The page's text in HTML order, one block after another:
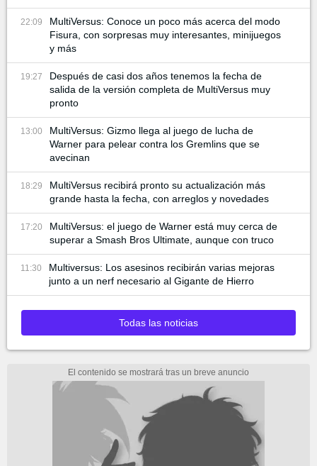
22:09
MultiVersus: Conoce un poco más acerca del modo
Fisura, con sorpresas muy interesantes, minijuegos
y más
19:27
Después de casi dos años tenemos la fecha de
salida de la versión completa de MultiVersus muy
pronto
13:00
MultiVersus: Gizmo llega al juego de lucha de
Warner para pelear contra los Gremlins que se
avecinan
18:29
MultiVersus recibirá pronto su actualización más
grande hasta la fecha, con arreglos y novedades
17:20
MultiVersus: el juego de Warner está muy cerca de
superar a Smash Bros Ultimate, aunque con truco
11:30
Multiversus: Los asesinos recibirán varias mejoras
junto a un nerf necesario al Gigante de Hierro
Todas las noticias